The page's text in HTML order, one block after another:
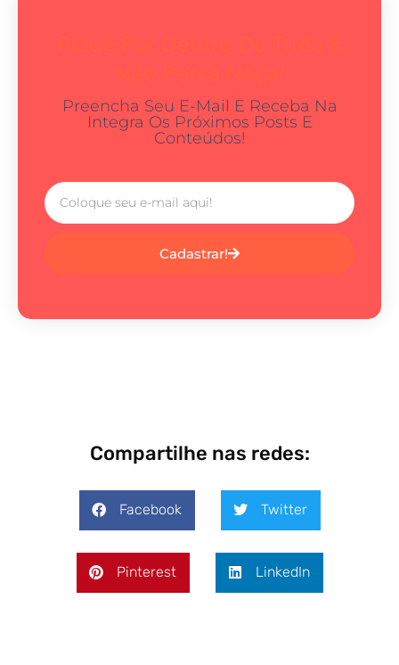
Preencha Seu E-Mail E Receba Na
Integra Os Próximos Posts E
Conteúdos!
Cadastrar!
Compartilhe nas redes:
Facebook Twitter
Pinterest LinkedIn